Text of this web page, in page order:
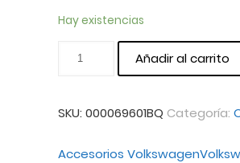
Hay existencias
Añadir al carrito
SKU: 000069601BQ Categoría:
Accesorios Volkswagen